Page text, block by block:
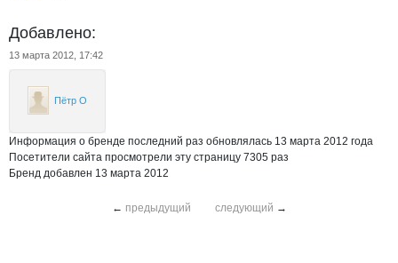
Добавлено:
13 марта 2012, 17:42
Пётр О
Информация о бренде последний раз обновлялась 13 марта 2012 года
Посетители сайта просмотрели эту страницу 7305 раз
Бренд добавлен 13 марта 2012
← предыдущий следующий →